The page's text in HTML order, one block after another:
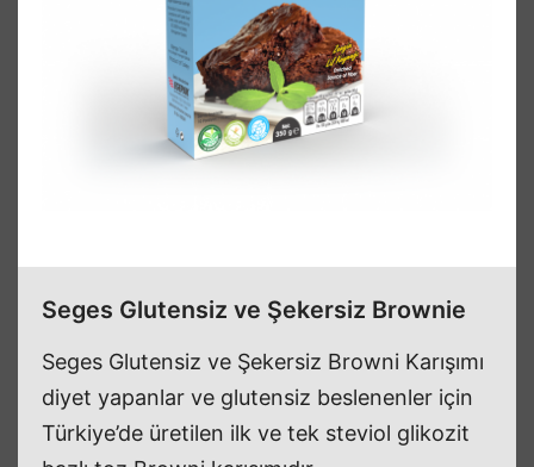
Seges Glutensiz ve Şekersiz Brownie
Seges Glutensiz ve Şekersiz Browni Karışımı
diyet yapanlar ve glutensiz beslenenler için
Türkiye’de üretilen ilk ve tek steviol glikozit